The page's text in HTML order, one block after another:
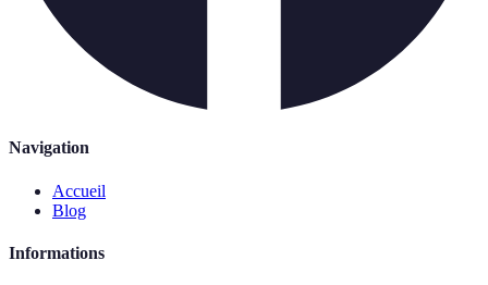
Navigation
Accueil
Blog
Informations